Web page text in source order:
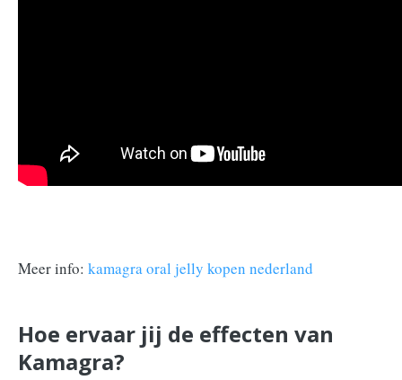
Meer info: kamagra oral jelly kopen nederland
Hoe ervaar jij de effecten van
Kamagra?